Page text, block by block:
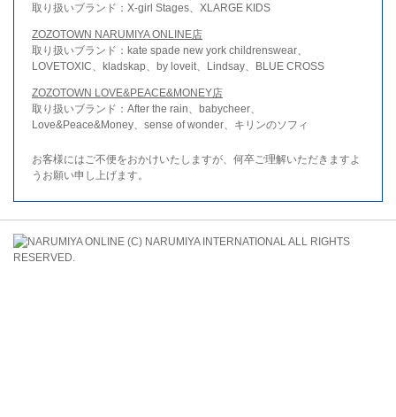
取り扱いブランド：X-girl Stages、XLARGE KIDS
ZOZOTOWN NARUMIYA ONLINE店
取り扱いブランド：kate spade new york childrenswear、
LOVETOXIC、kladskap、by loveit、Lindsay、BLUE CROSS
ZOZOTOWN LOVE&PEACE&MONEY店
取り扱いブランド：After the rain、babycheer、
Love&Peace&Money、sense of wonder、キリンのソフィ
お客様にはご不便をおかけいたしますが、何卒ご理解いただきますよ
うお願い申し上げます。